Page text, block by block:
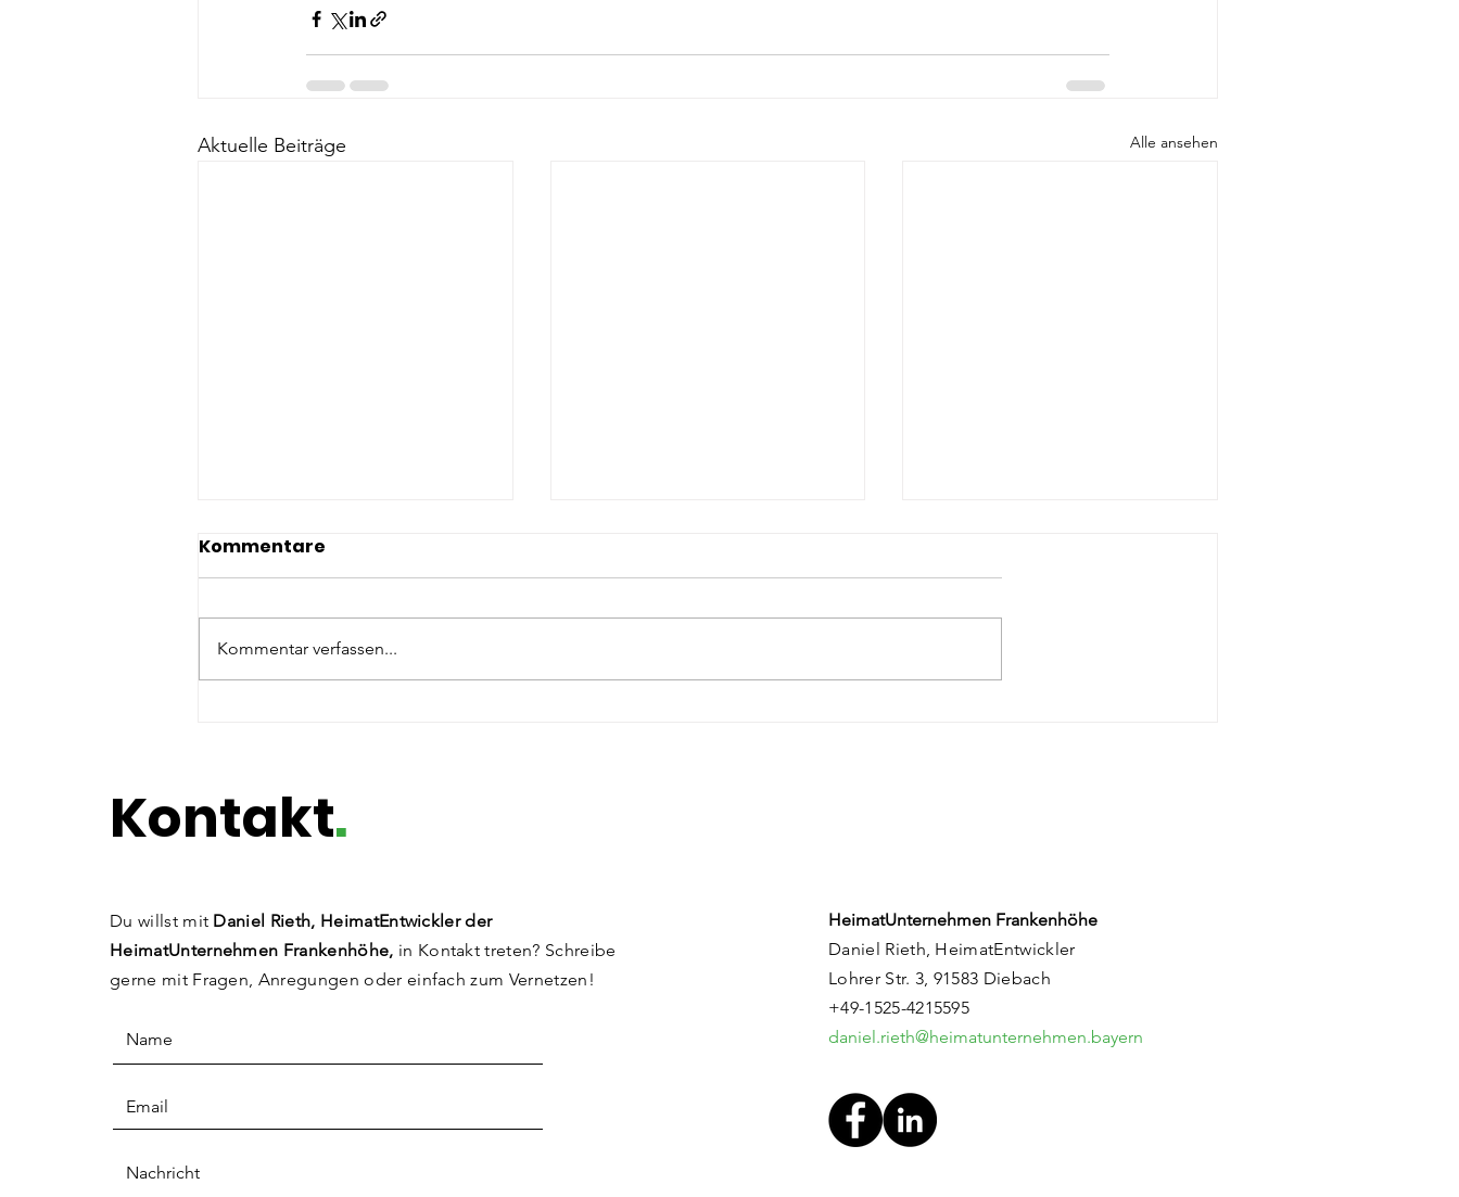
Aktuelle Beiträge Alle ansehen
Kommentare
Kommentar verfassen...
Kontakt.
Du willst mit Daniel Rieth, HeimatEntwickler der
HeimatUnternehmen Frankenhöhe, in Kontakt treten? Schreibe
gerne mit Fragen, Anregungenoder einfach zum Vernetzen!
HeimatUnternehmen Frankenhöhe
Daniel Rieth, HeimatEntwickler
Lohrer Str. 3, 91583 Diebach
+49-1525-4215595
daniel.rieth@heimatunternehmen.bayern